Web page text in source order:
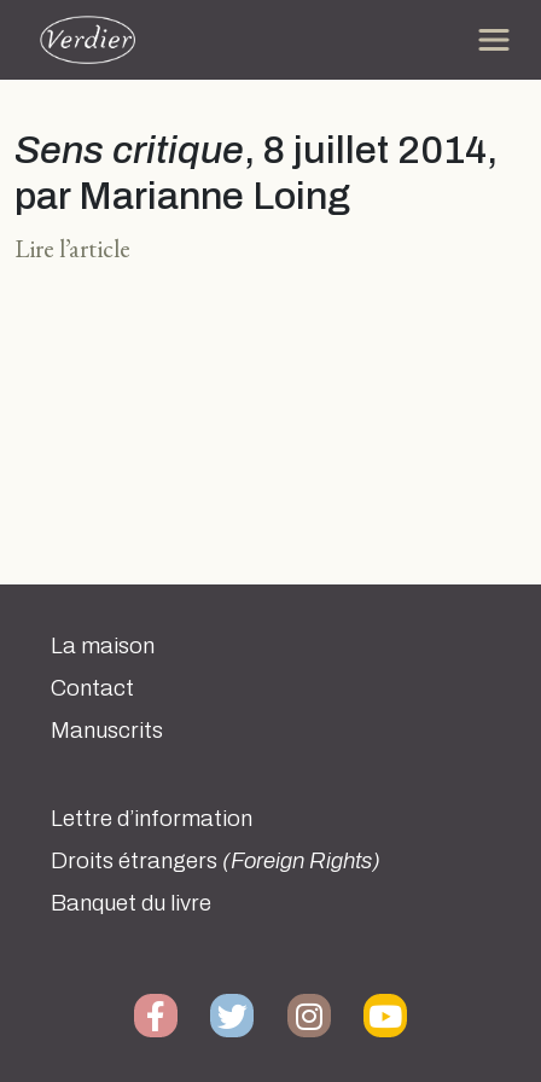
Sens critique, 8 juillet 2014,
par Marianne Loing
Lire l’article
La maison
Contact
Manuscrits
Lettre d’information
Droits étrangers (Foreign Rights)
Banquet du livre